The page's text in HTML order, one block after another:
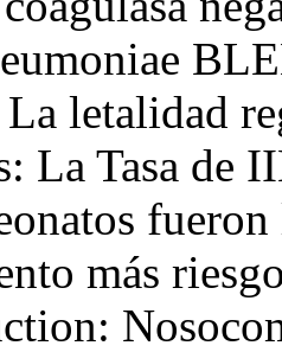
letalidad
La Tasa de
más